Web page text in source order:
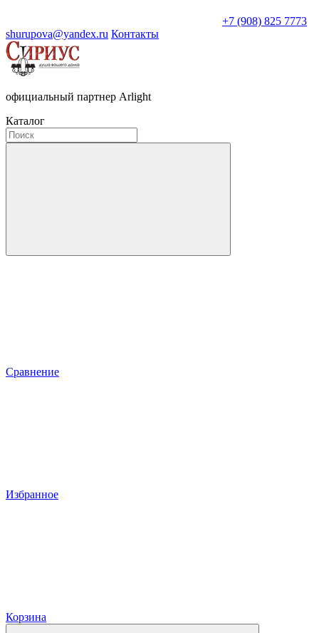
+7 (908) 825 7773
shurupova@yandex.ru Контакты
официальный партнер Arlight
Каталог
Сравнение
Избранное
Корзина